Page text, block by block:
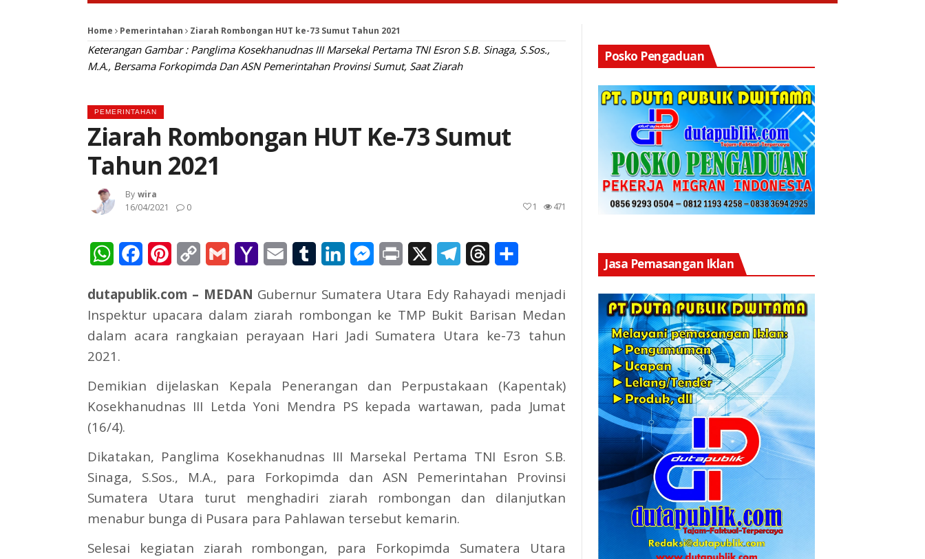
Home Pemerintahan Ziarah Rombongan HUT ke-73 Sumut Tahun 2021
Keterangan Gambar : Panglima Kosekhanudnas III Marsekal Pertama TNI Esron S.B. Sinaga, S.Sos.,
M.A., Bersama Forkopimda Dan ASN Pemerintahan Provinsi Sumut, Saat Ziarah
PEMERINTAHAN
Ziarah Rombongan HUT Ke-73 Sumut
Tahun 2021
By Wira
16/04/2021
0 471
1
WhatsAppFacebookPinterest
Copy
Gmail
Yahoo
Email TumblrLinkedInMessenger
Print TelegramThreads
dutapublik.com – MEDAN Gubernur Sumatera Utara Edy Rahayadi menjadi
Inspektur upacara dalam ziarah rombongan ke TMP Bukit Barisan Medan
dalam acara rangkaian perayaan Hari Jadi Sumatera Utara ke-73 tahun
2021.
Demikian dijelaskan Kepala Penerangan dan Perpustakaan (Kapentak)
Kosekhanudnas III Letda Yoni Mendra PS kepada wartawan, pada Jumat
(16/4).
Dikatakan, Panglima Kosekhanudnas III Marsekal Pertama TNI Esron S.B.
Sinaga, S.Sos., M.A., para Forkopimda dan ASN Pemerintahan Provinsi
Sumatera Utara turut menghadiri ziarah rombongan dan dilanjutkan
menabur bunga di Pusara para Pahlawan tersebut kemarin.
Selesai kegiatan ziarah rombongan, para Forkopimda Sumatera Utara
Posko Pengaduan
Jasa Pemasangan Iklan